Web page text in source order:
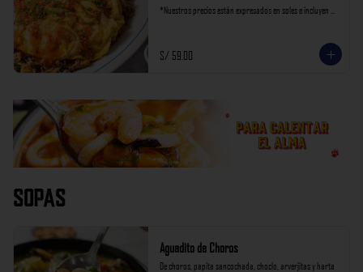
*Nuestros precios están expresados en soles e incluyen
S/ 59.00
Sopas
Aguadito de Choros
De choros, papita sancochada, choclo, arverjitas y harta